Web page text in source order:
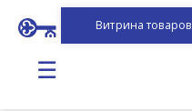
Витрина товаров
☰